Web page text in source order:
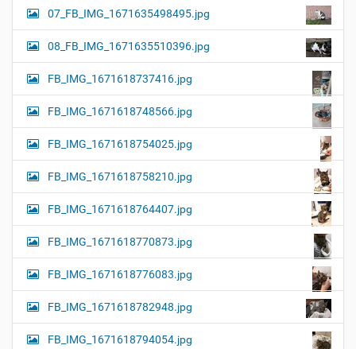
07_FB_IMG_1671635498495.jpg
08_FB_IMG_1671635510396.jpg
FB_IMG_1671618737416.jpg
FB_IMG_1671618748566.jpg
FB_IMG_1671618754025.jpg
FB_IMG_1671618758210.jpg
FB_IMG_1671618764407.jpg
FB_IMG_1671618770873.jpg
FB_IMG_1671618776083.jpg
FB_IMG_1671618782948.jpg
FB_IMG_1671618794054.jpg